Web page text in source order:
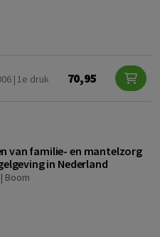
| 1e druk
70,95
van familie- en mantelzorg
in Nederland
| Boom